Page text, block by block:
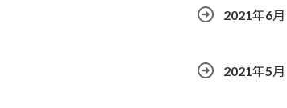
2021年6月
2021年5月